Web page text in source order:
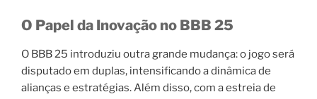
O Papel da Inovação no BBB 25
O BBB 25 introduziu outra grande mudança: o jogo será
disputado em duplas, intensificando a dinâmica de
alianças e estratégias. Além disso, com a estreia de